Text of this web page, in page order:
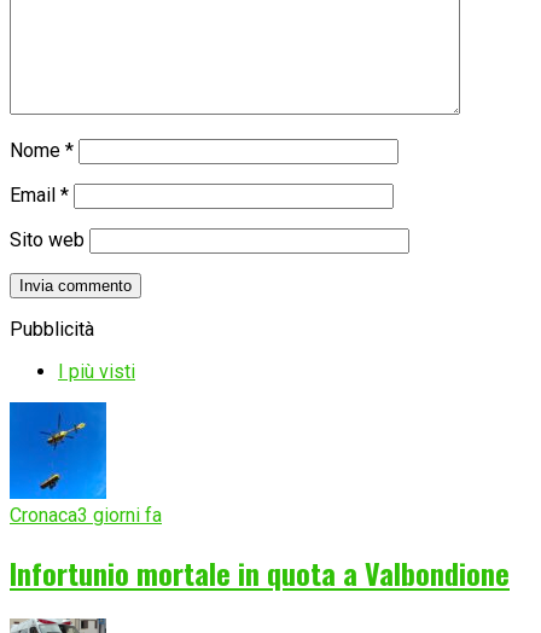
Nome *
Email *
Sito web
Pubblicità
I più visti
Cronaca3 giorni fa
Infortunio mortale in quota a Valbondione